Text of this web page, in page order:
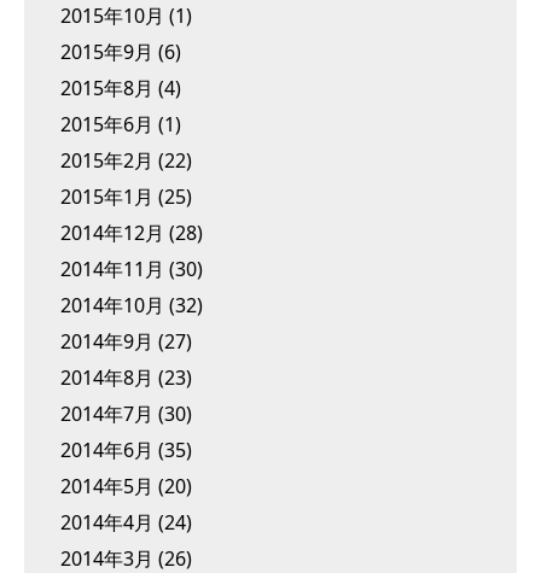
2015年10月 (1)
2015年9月 (6)
2015年8月 (4)
2015年6月 (1)
2015年2月 (22)
2015年1月 (25)
2014年12月 (28)
2014年11月 (30)
2014年10月 (32)
2014年9月 (27)
2014年8月 (23)
2014年7月 (30)
2014年6月 (35)
2014年5月 (20)
2014年4月 (24)
2014年3月 (26)